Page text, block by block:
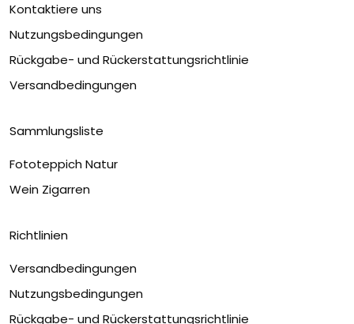
Kontaktiere uns
Nutzungsbedingungen
Rückgabe- und Rückerstattungsrichtlinie
Versandbedingungen
Sammlungsliste
Fototeppich Natur
Wein Zigarren
Richtlinien
Versandbedingungen
Nutzungsbedingungen
Rückgabe- und Rückerstattungsrichtlinie